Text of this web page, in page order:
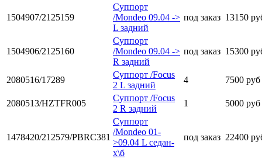
1504907/2125159
Суппорт
/Mondeo 09.04 ->
L задний
под заказ 13150
1504906/2125160
Суппорт
/Mondeo 09.04 ->
R задний
под заказ 15300
2080516/17289
Суппорт /Focus
2 L задний
4 7500 руб
2080513/HZTFR005
Суппорт /Focus
2 R задний
1 5000 руб
1478420/212579/PBRC381
Суппорт
/Mondeo 01-
>09.04 L седан-
х\б
под заказ 22400